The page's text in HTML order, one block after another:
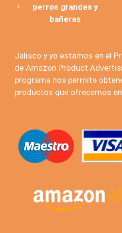
perros grandes y
bañeras
Jalisco y yo estamos en el
de Amazon Product
programa nos permite
productos que ofrecemos